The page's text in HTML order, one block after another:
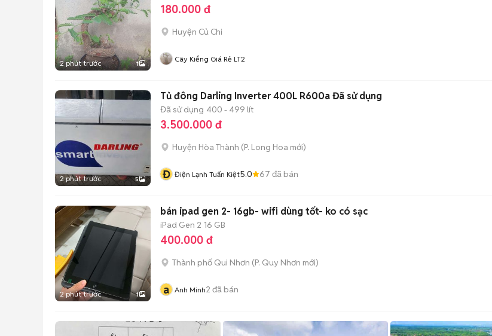
2 phút trước 1
180.000 đ
Huyện Củ Chi
Cây Kiểng Giá Rẻ LT2
2 phút trước 5
Tủ đông Darling Inverter 400L R600a Đã sử dụng
Đã sử dụng 400 - 499 lít
3.500.000 đ
Huyện Hòa Thành (P. Long Hoa mới)
Đ Điện Lạnh Tuấn Kiệt5.0 67 đã bán
2 phút trước 1
bán ipad gen 2- 16gb- wifi dùng tốt- ko có sạc
iPad Gen 2 16 GB
400.000 đ
Thành phố Qui Nhơn (P. Quy Nhơn mới)
a Anh Minh2 đã bán